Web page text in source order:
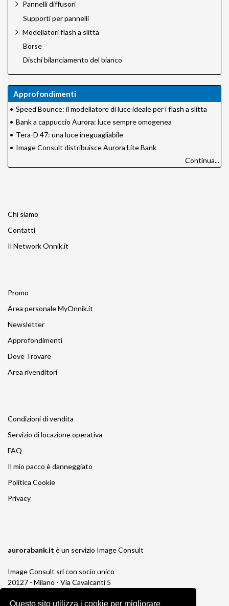
Questo sito utilizza i cookie per migliorare
Pannelli diffusori
Supporti per pannelli
Modellatori flash a slitta
Borse
Dischi bilanciamento del bianco
Approfondimenti
• Speed Bounce: il modellatore di luce ideale per i flash a slitta
• Bank a cappuccio Aurora: luce sempre omogenea
• Tera-D 47: una luce ineguagliabile
• Image Consult distribuisce Aurora Lite Bank
Continua...
Chi siamo
Contatti
Il Network Onnik.it
Promo
Area personale MyOnnik.it
Newsletter
Approfondimenti
Dove Trovare
Area rivenditori
Condizioni di vendita
Servizio di locazione operativa
FAQ
Il mio pacco è danneggiato
Politica Cookie
Privacy
aurorabank.it è un servizio Image Consult
Image Consult srl con socio unico
20127 - Milano - Via Cavalcanti 5
P.IVA e C.F. 03383650961